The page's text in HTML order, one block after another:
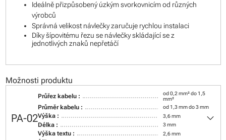
Ideálně přizpůsobený úzkým svorkovnicím od různých
výrobců
Správná velikost návlečky zaručuje rychlou instalaci
Díky šípovitému řezu se návlečky skládající se z
jednotlivých znaků nepřetáčí
Možnosti produktu
PA-02
Průřez kabelu :
od 0,2 mm² do 1,5
mm²
Průměr kabelu : od 1,3 mm do 3 mm
Výška : 3,6 mm
Délka : 3 mm
Výška textu : 2,6 mm
keyboard_arrow_down